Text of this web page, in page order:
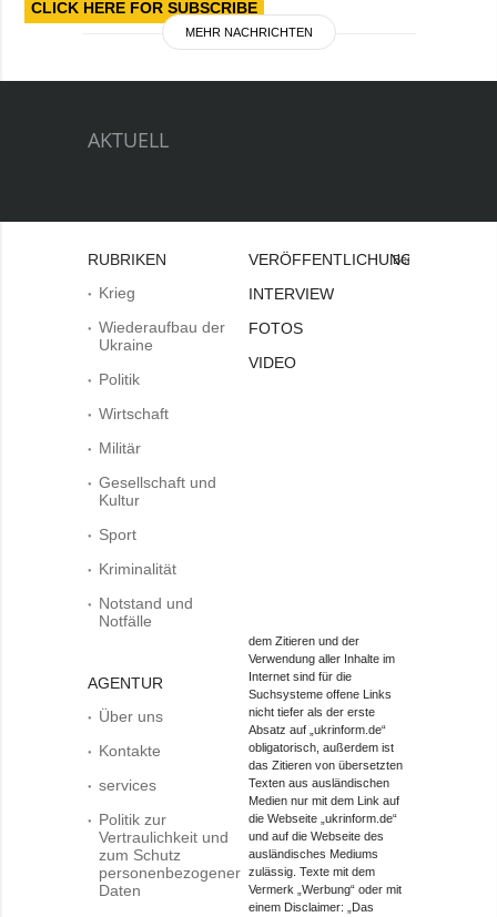
CLICK HERE FOR SUBSCRIBE
MEHR NACHRICHTEN
AKTUELL
RUBRIKEN
Krieg
Wiederaufbau der
Ukraine
Politik
Wirtschaft
Militär
Gesellschaft und
Kultur
Sport
Kriminalität
Notstand und
Notfälle
AGENTUR
Über uns
Kontakte
services
Politik zur
Vertraulichkeit und
zum Schutz
personenbezogener
Daten
VERÖFFENTLICHUNGEN
INTERVIEW
FOTOS
VIDEO
Bei
dem Zitieren und der
Verwendung aller Inhalte im
Internet sind für die
Suchsysteme offene Links
nicht tiefer als der erste
Absatz auf „ukrinform.de“
obligatorisch, außerdem ist
das Zitieren von übersetzten
Texten aus ausländischen
Medien nur mit dem Link auf
die Webseite „ukrinform.de“
und auf die Webseite des
ausländisches Mediums
zulässig. Texte mit dem
Vermerk „Werbung“ oder mit
einem Disclaimer: „Das